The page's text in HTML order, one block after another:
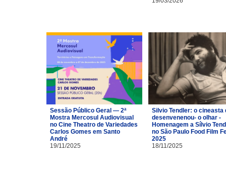
Sessão Público Geral — 2ª
Mostra Mercosul Audiovisual
no Cine Theatro de Variedades
Carlos Gomes em Santo
André
19/11/2025
Silvio Tendler: o cineasta
desenvenenou- o olhar -
Homenagem a Sílvio
no São Paulo Food Film
2025
18/11/2025